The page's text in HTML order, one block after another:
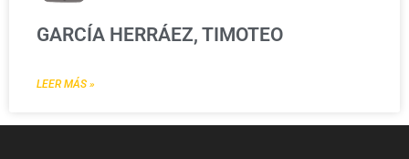
GARCÍA HERRÁEZ, TIMOTEO
LEER MÁS »